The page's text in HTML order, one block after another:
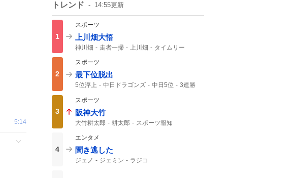
5:14
トレンド 14:55更新
1
スポーツ
上川畑大悟
神川畑 走者一掃 上川畑
タイムリー
2
スポーツ
最下位脱出
5位浮上 中日ドラゴンズ 中日5位
3連勝
3ゲーム
3
スポーツ
阪神大竹
大竹耕太郎 耕太郎 スポーツ報知
4
エンタメ
聞き逃した
ジェノ ジェミン ラジコ